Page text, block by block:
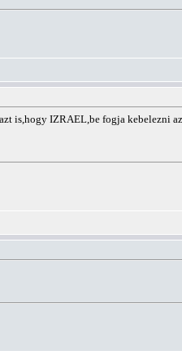
is,hogy IZRAEL,be fogja kebelezni